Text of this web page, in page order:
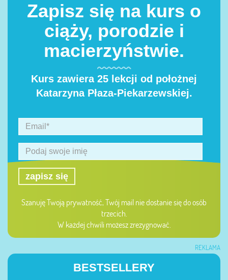
Zapisz się na kurs o
ciąży, porodzie i
macierzyństwie.
Kurs zawiera 25 lekcji od położnej
Katarzyna Płaza-Piekarzewskiej.
zapisz się
Szanuję Twoją prywatność, Twój mail nie dostanie się do osób
trzecich.
W każdej chwili możesz zrezygnować.
REKLAMA
BESTSELLERY